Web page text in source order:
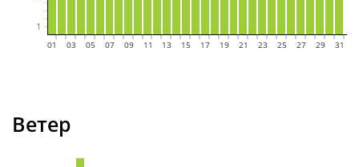
01 03 05 0708 0910 11 13 15 17 19 2021 2223 25 2728 2930 31
Ветер